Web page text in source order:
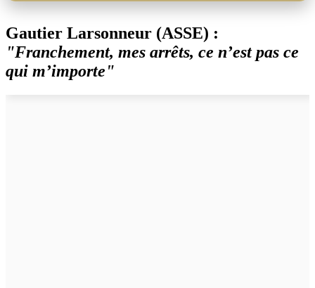
Gautier Larsonneur (ASSE) :
"Franchement, mes arrêts, ce n’est pas ce
qui m’importe"